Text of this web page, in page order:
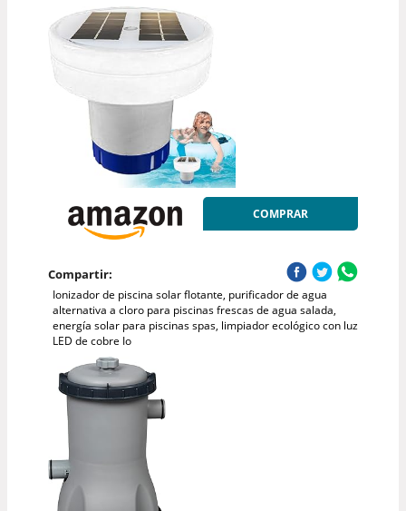
COMPRAR
Compartir:
Ionizador de piscina solar flotante, purificador de agua
alternativa a cloro para piscinas frescas de agua salada,
energía solar para piscinas spas, limpiador ecológico con luz
LED de cobre Io